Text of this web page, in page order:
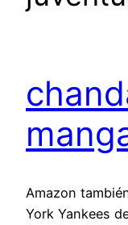
Amazon
York Yankees